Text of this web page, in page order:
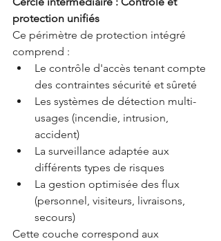
protection unifiés
Ce périmètre de protection intégré
comprend :
Le contrôle d'accès tenant compte
des contraintes sécurité et sûreté
Les systèmes de détection multi-
usages (incendie, intrusion,
accident)
La surveillance adaptée aux
différents types de risques
La gestion optimisée des flux
(personnel, visiteurs, livraisons,
secours)
Cette couche correspond aux